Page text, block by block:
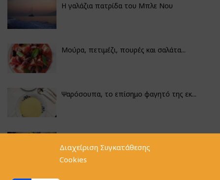
Διαχείριση Συγκατάθεσης
Cookies
Η γαλάζια πατρίδα του Μπλε Νου
Μούρα, πετιμέζι, πουρές και σαλάτα...
Ψαρόσουπα, το επίσημο φαγητό της εκ...